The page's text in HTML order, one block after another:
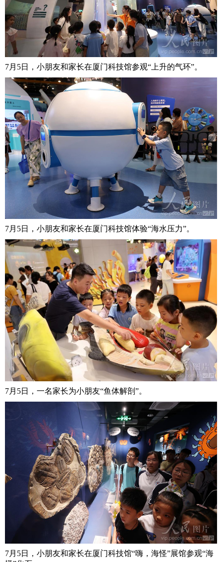
7月5日，小朋友和家长在厦门科技馆参观“上升的气环”。
7月5日，小朋友和家长在厦门科技馆体验“海水压力”。
7月5日，一名家长为小朋友“鱼体解剖”。
7月5日，小朋友和家长在厦门科技馆“嗨，海怪”展馆参观“海